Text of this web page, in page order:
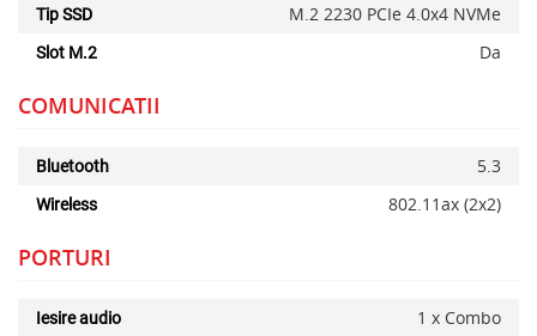
Tip SSD M.2 2230 PCIe 4.0x4 NVMe
Slot M.2 Da
COMUNICATII
Bluetooth 5.3
Wireless 802.11ax (2x2)
PORTURI
Iesire audio 1 x Combo